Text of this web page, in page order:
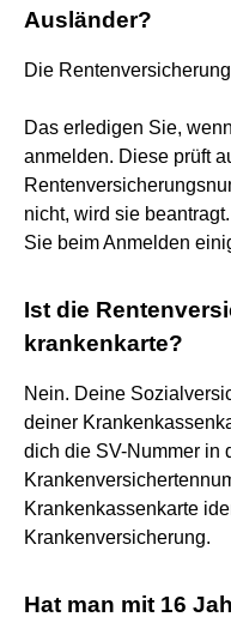
Ausländer?
Die
Das erledigen Sie,
anmelden. Diese prüft
nicht, wird sie
Sie beim Anmelden
Ist die
krankenkarte?
Nein. Deine
deiner
dich die SV-Nummer in
Krankenkassenkarte
Krankenversicherung.
Hat man mit 16